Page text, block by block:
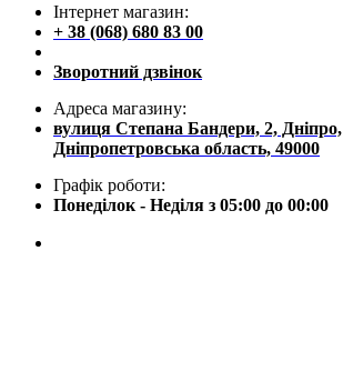
Інтернет магазин:
+ 38 (068) 680 83 00
Зворотний дзвінок
Адреса магазину:
вулиця Степана Бандери, 2, Дніпро,
Дніпропетровська область, 49000
Графік роботи:
Понеділок - Неділя з 05:00 до 00:00